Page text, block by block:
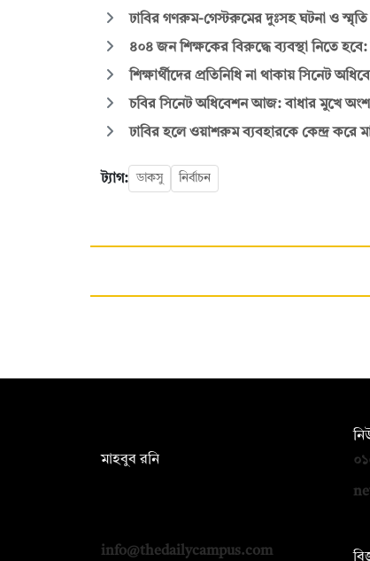
ঢাবির গণরুম-গেস্টরুমের দুঃসহ ঘটনা ও
৪০৪ জন শিক্ষকের বিরুদ্ধে ব্যবস্থা নিতে হবে:
শিক্ষার্থীদের প্রতিনিধি না থাকায় সিনেট
চবির সিনেট অধিবেশন আজ: বাধার মুখে অংশ
ঢাবির হলে ওয়াশরুম ব্যবহারকে কেন্দ্র করে
ট্যাগ: ডাকসু নির্বাচন
মাহবুব রনি
info@thedailycampus.com